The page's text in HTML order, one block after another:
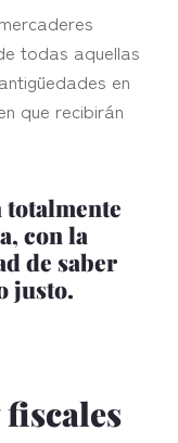
todas aquellas
en
que recibirán
totalmente
con la
de saber
justo.
fiscales